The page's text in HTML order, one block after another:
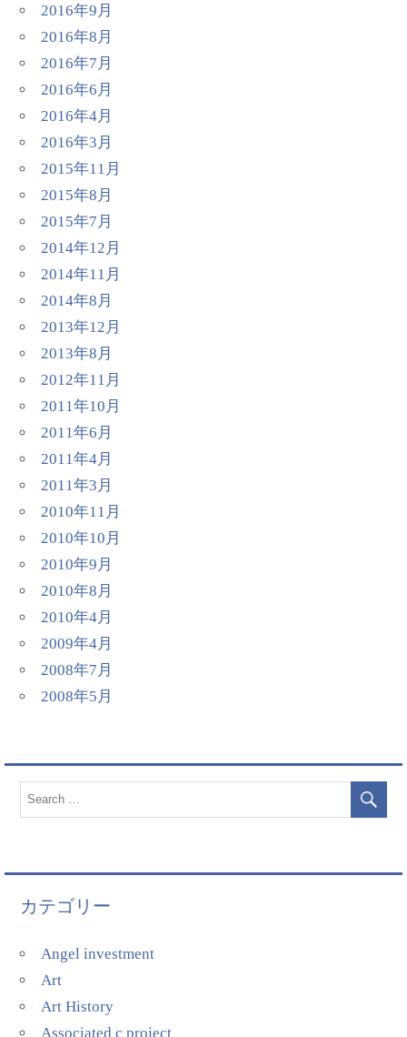
2016年9月
2016年8月
2016年7月
2016年6月
2016年4月
2016年3月
2015年11月
2015年8月
2015年7月
2014年12月
2014年11月
2014年8月
2013年12月
2013年8月
2012年11月
2011年10月
2011年6月
2011年4月
2011年3月
2010年11月
2010年10月
2010年9月
2010年8月
2010年4月
2009年4月
2008年7月
2008年5月
カテゴリー
Angel investment
Art
Art History
Associated c project